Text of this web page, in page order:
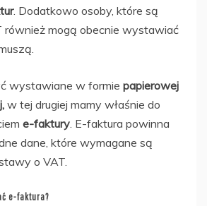
. Dodatkowo osoby, które są
również mogą obecnie wystawiać
wystawiane w formie papierowej
w tej drugiej mamy właśnie do
e-faktury . E-faktura powinna
dane, które wymagane są
o VAT.
e-faktura?